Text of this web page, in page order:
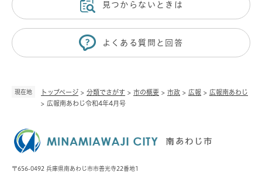
現在地 トップページ > 分類でさがす > 市の概要 > 市政 > 広報 > 広報南あわじ
> 広報南あわじ令和4年4月号
見つからないときは
よくある質問と回答
〒656-0492 兵庫県南あわじ市市善光寺22番地1